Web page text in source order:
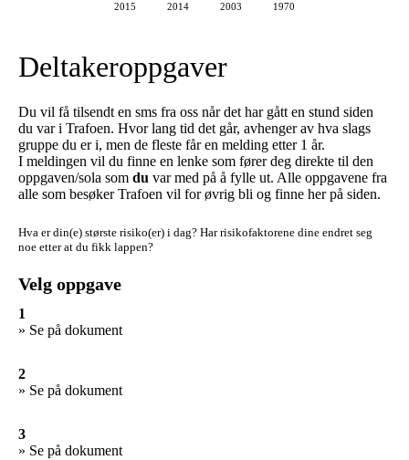
2015
2014 2003 1970
Deltakeroppgaver
Du vil få tilsendt en sms fra oss når det har gått en stund siden
du var i Trafoen. Hvor lang tid det går, avhenger av hva slags
gruppe du er i, men de fleste får en melding etter 1 år.
I meldingen vil du finne en lenke som fører deg direkte til den
oppgaven/sola som du var med på å fylle ut. Alle oppgavene fra
alle som besøker Trafoen vil for øvrig bli og finne her på siden.
Hva er din(e) største risiko(er) i dag? Har risikofaktorene dine endret seg
noe etter at du fikk lappen?
Velg oppgave
1
» Se på dokument
2
» Se på dokument
3
» Se på dokument